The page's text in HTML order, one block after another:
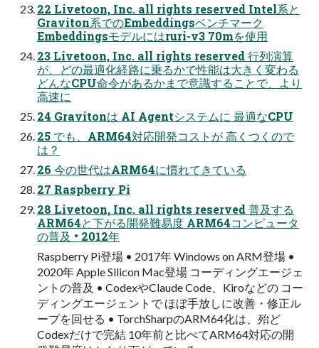
22 Livetoon, Inc. all rights reserved Intel系と
Graviton系でのEmbeddingsベンチマーク
Embeddingsモデルにはruri-v3 70mを使用
23 Livetoon, Inc. all rights reserved 行列演算
が、どの最適化経路に乗るかで性能は大きく変わる
どんなCPU命令があるかまで意識することで、より
高速に
24 Gravitonは AI Agentシステムに 最適なCPU
25 でも、ARM64対応開発コストが 高くつくので
は？
26 今の世代はARM64に慣れてきている
27 Raspberry Pi
28 Livetoon, Inc. all rights reserved 普及する
ARM64と下がる開発難易度 ARM64コンピュータ
の普及 • 2012年
Raspberry Pi登場 • 2017年 Windows on ARM登場 •
2020年 Apple Silicon Mac登場 コーディングエージェ
ントの普及 • CodexやClaude Code、Kiroなどの コー
ディングエージェントで ほぼ手放しに改善・修正ル
ープを回せる • TorchSharpのARM64化は、殆ど
Codexだけで完結 10年前と比べてARM64対応の開